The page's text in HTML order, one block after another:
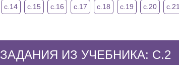
с.14 с.15 с.16 с.17 с.18 с.19 с.20 с.21
ЗАДАНИЯ ИЗ УЧЕБНИКА: С.2